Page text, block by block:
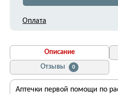
Оплата
Описание
Отзывы
0
Аптечки первой помощи по